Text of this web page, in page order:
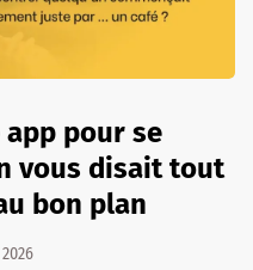
app pour se
vous disait tout
bon plan